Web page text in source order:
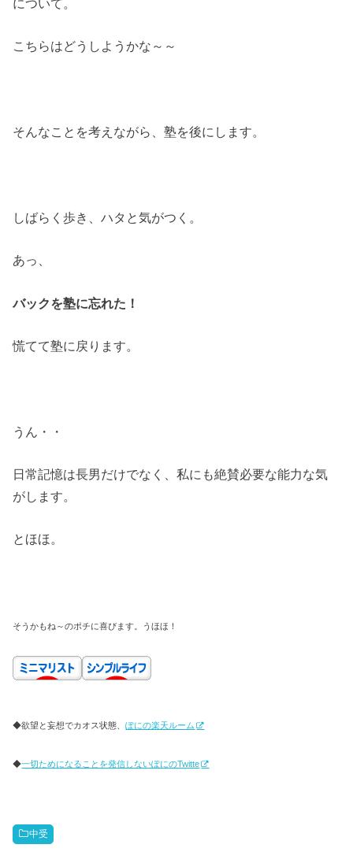
について。
こちらはどうしようかな～～
そんなことを考えながら、塾を後にします。
しばらく歩き、ハタと気がつく。
あっ、
バックを塾に忘れた！
慌てて塾に戻ります。
うん・・
日常記憶は長男だけでなく、私にも絶賛必要な能力な気
がします。
とほほ。
そうかもね～のポチに喜びます。うほほ！
◆欲望と妄想でカオス状態、ぽにの楽天ルーム
◆一切ためになることを発信しないぽにのTwitte
中受